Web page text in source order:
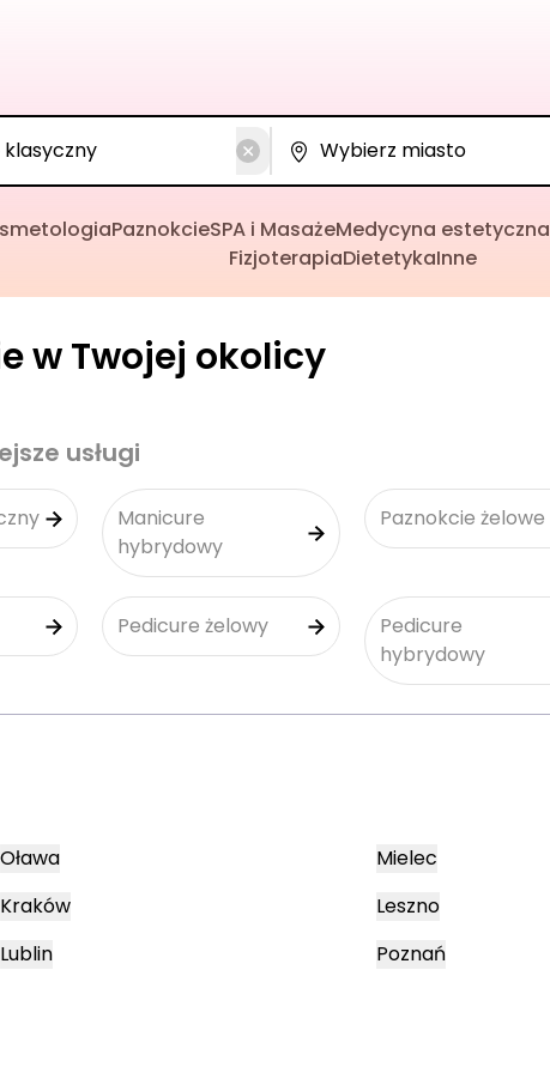
PaznokcieSPA i MasażeMedycyna estetyczna
FizjoterapiaDietetykaInne
w Twojej okolicy
usługi
Manicure
hybrydowy
Paznokcie żelowe
Pedicure żelowy
Pedicure
hybrydowy
Oława
Kraków
Lublin
Mielec
Leszno
Poznań